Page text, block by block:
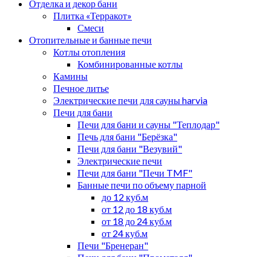
Отделка и декор бани
Плитка «Терракот»
Смеси
Отопительные и банные печи
Котлы отопления
Комбинированные котлы
Камины
Печное литье
Электрические печи для сауны harvia
Печи для бани
Печи для бани и сауны "Теплодар"
Печь для бани "Берёзка"
Печи для бани "Везувий"
Электрические печи
Печи для бани "Печи TMF"
Банные печи по объему парной
до 12 куб.м
от 12 до 18 куб.м
от 18 до 24 куб.м
от 24 куб.м
Печи "Бренеран"